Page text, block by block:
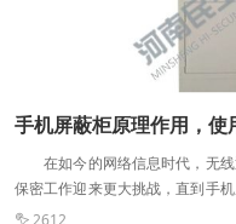
手机屏蔽柜不是一次性使用，所
的更放心。 手机屏蔽 在了解
柜是如何使用的呢? 1.每台手
打开主柜的门，从01号抽屉取出
给使用者。 2.钥匙用于打开对
中。 3.推入抽屉，逆时针转动
手机屏蔽 手机屏蔽柜的屏蔽
询我们，手机屏蔽柜的一些规格
下，如果您有什么问题的话，建
手机屏蔽柜原理作用，使
在如今的网络信息时代，无线
保密工作迎来更大挑战，直到手
技领域，执行作战、训练、演习
 2612